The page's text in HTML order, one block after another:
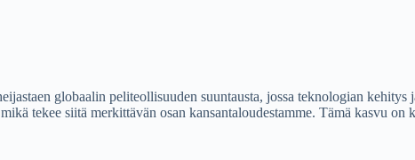
globaalin peliteollisuuden suuntausta, jossa teknologian
tekee siitä merkittävän osan kansantaloudestamme. Tämä kasvu